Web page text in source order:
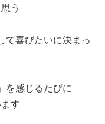
う
て喜びたいに決まっ
を感じるたびに
す